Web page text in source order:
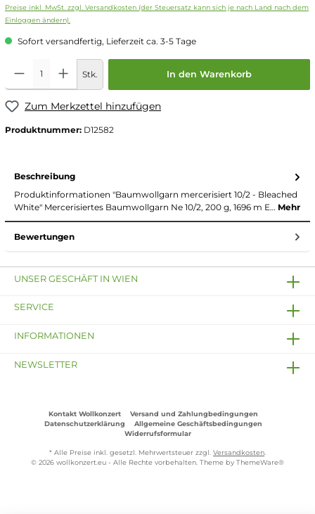
Preise inkl. MwSt. zzgl. Versandkosten (der Steuersatz kann sich je nach Land nach dem
Einloggen ändern).
Sofort versandfertig, Lieferzeit ca. 3-5 Tage
Stk. In den Warenkorb
Zum Merkzettel hinzufügen
Produktnummer: D12582
Beschreibung
Produktinformationen "Baumwollgarn mercerisiert 10/2 - Bleached
White" Mercerisiertes Baumwollgarn Ne 10/2, 200 g, 1696 m E… Mehr
Bewertungen
UNSER GESCHÄFT IN WIEN
SERVICE
INFORMATIONEN
NEWSLETTER
Kontakt Wollkonzert
Versand und Zahlungbedingungen
Datenschutzerklärung
Allgemeine Geschäftsbedingungen
Widerrufsformular
* Alle Preise inkl. gesetzl. Mehrwertsteuer zzgl. Versandkosten
© 2026 wollkonzert.eu - Alle Rechte vorbehalten. Theme by ThemeWare®